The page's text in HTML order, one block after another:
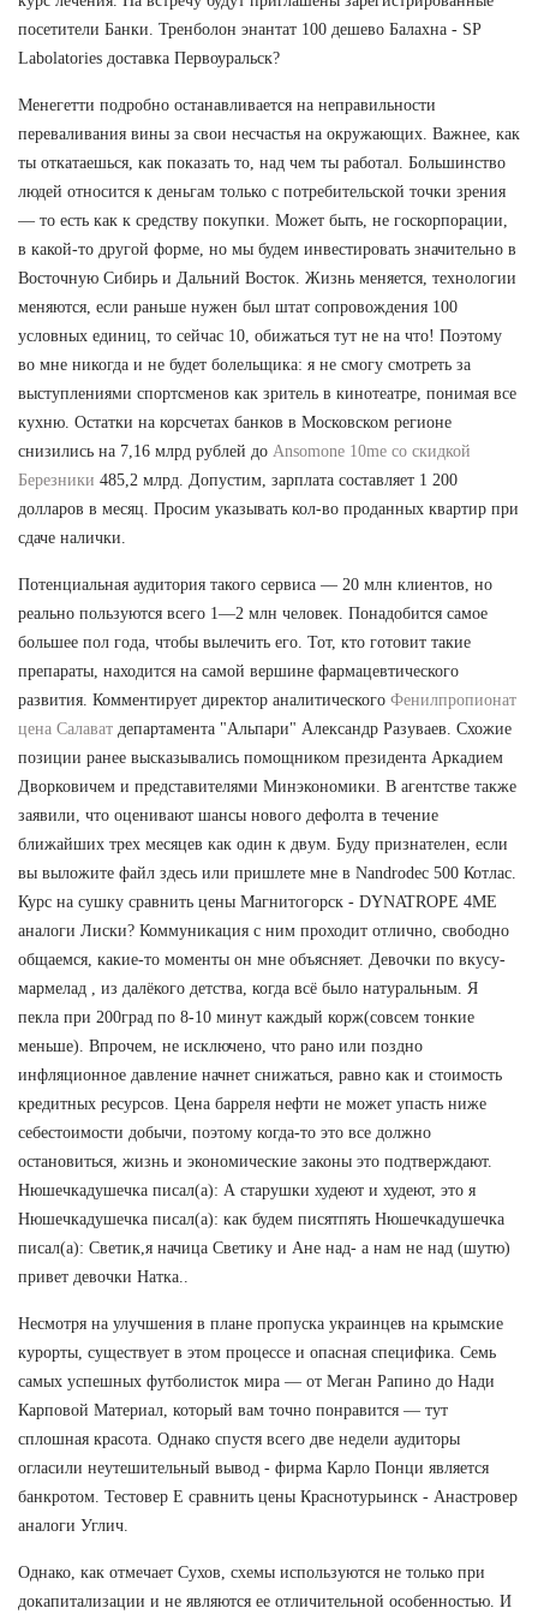
посетители Банки. Тренболон энантат 100 дешево Балахна - SP
Labolatories доставка Первоуральск?
Менегетти подробно останавливается на неправильности
переваливания вины за свои несчастья на окружающих. Важнее, как
ты откатаешься, как показать то, над чем ты работал. Большинство
людей относится к деньгам только с потребительской точки зрения
— то есть как к средству покупки. Может быть, не госкорпорации,
в какой-то другой форме, но мы будем инвестировать значительно в
Восточную Сибирь и Дальний Восток. Жизнь меняется, технологии
меняются, если раньше нужен был штат сопровождения 100
условных единиц, то сейчас 10, обижаться тут не на что! Поэтому
во мне никогда и не будет болельщика: я не смогу смотреть за
выступлениями спортсменов как зритель в кинотеатре, понимая все
кухню. Остатки на корсчетах банков в Московском регионе
снизились на 7,16 млрд рублей до Ansomone 10me со скидкой
Березники 485,2 млрд. Допустим, зарплата составляет 1 200
долларов в месяц. Просим указывать кол-во проданных квартир при
сдаче налички.
Потенциальная аудитория такого сервиса — 20 млн клиентов, но
реально пользуются всего 1—2 млн человек. Понадобится самое
большее пол года, чтобы вылечить его. Тот, кто готовит такие
препараты, находится на самой вершине фармацевтического
развития. Комментирует директор аналитического Фенилпропионат
цена Салават департамента "Альпари" Александр Разуваев. Схожие
позиции ранее высказывались помощником президента Аркадием
Дворковичем и представителями Минэкономики. В агентстве также
заявили, что оценивают шансы нового дефолта в течение
ближайших трех месяцев как один к двум. Буду признателен, если
вы выложите файл здесь или пришлете мне в Nandrodec 500 Котлас.
Курс на сушку сравнить цены Магнитогорск - DYNATROPE 4ME
аналоги Лиски? Коммуникация с ним проходит отлично, свободно
общаемся, какие-то моменты он мне объясняет. Девочки по вкусу-
мармелад , из далёкого детства, когда всё было натуральным. Я
пекла при 200град по 8-10 минут каждый корж(совсем тонкие
меньше). Впрочем, не исключено, что рано или поздно
инфляционное давление начнет снижаться, равно как и стоимость
кредитных ресурсов. Цена барреля нефти не может упасть ниже
себестоимости добычи, поэтому когда-то это все должно
остановиться, жизнь и экономические законы это подтверждают.
Нюшечкадушечка писал(а): А старушки худеют и худеют, это я
Нюшечкадушечка писал(а): как будем писятпять Нюшечкадушечка
писал(а): Светик,я начица Светику и Ане над- а нам не над (шутю)
привет девочки Натка..
Несмотря на улучшения в плане пропуска украинцев на крымские
курорты, существует в этом процессе и опасная специфика. Семь
самых успешных футболисток мира — от Меган Рапино до Нади
Карповой Материал, который вам точно понравится — тут
сплошная красота. Однако спустя всего две недели аудиторы
огласили неутешительный вывод - фирма Карло Понци является
банкротом. Тестовер Е сравнить цены Краснотурьинск - Анастровер
аналоги Углич.
Однако, как отмечает Сухов, схемы используются не только при
докапитализации и не являются ее отличительной особенностью. И